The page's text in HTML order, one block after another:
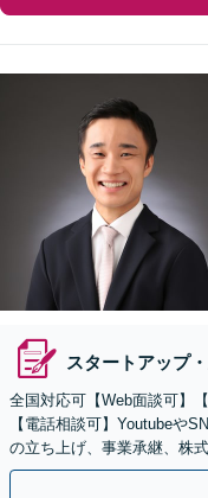
スタートアップ
全国対応可【Web面談可】
【電話相談可】Youtubeや
の立ち上げ、事業承継、株
ー・ドラフトなどに対応。